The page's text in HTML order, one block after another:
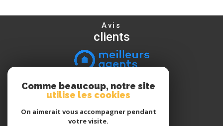
Avis
clients
Nous
suivre
Comme beaucoup, notre site
utilise les cookies
On aimerait vous accompagner pendant
votre visite.